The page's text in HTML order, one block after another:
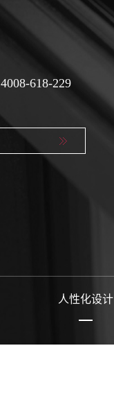
4008-618-229
4008-618-229
4008-618-229
4008-618-229
4008-618-229
4008-618-229
4008-618-229
4008-618-229
人性化设计